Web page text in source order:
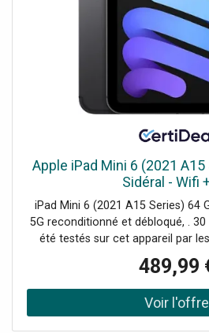
lumière: 640
Apple iPad Mini 6 (2021
Sidéral - Wifi
iPad Mini 6 (2021 A15 Series) 64
5G reconditionné et débloqué, .
été testés sur cet appareil par
pour 100% de
489,99